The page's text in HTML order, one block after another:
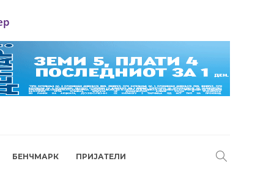
БЕНЧМАРК ПРИЈАТЕЛИ